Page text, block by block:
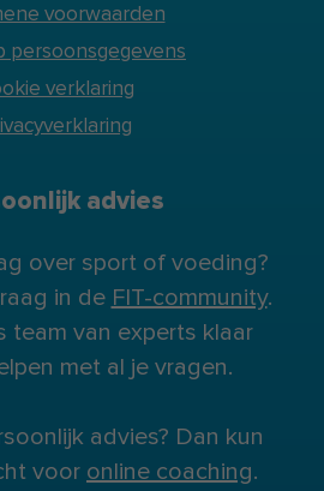
voorwaarden
persoonsgegevens
verklaring
advies
over sport of voeding?
in de FIT-community.
team van experts klaar
met al je vragen.
advies? Dan kun
voor online coaching.